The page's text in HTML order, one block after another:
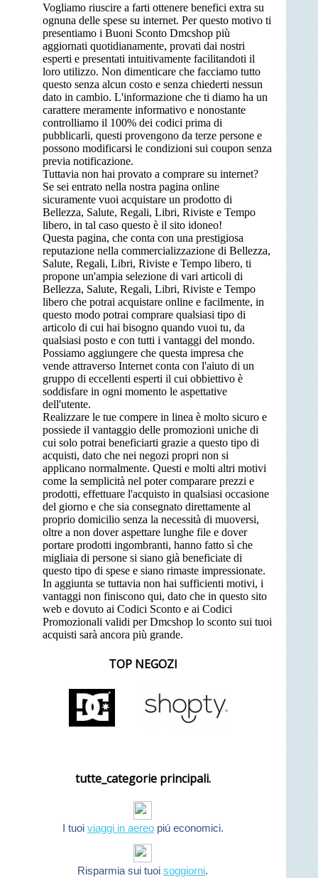
Vogliamo riuscire a farti ottenere benefici extra su
ognuna delle spese su internet. Per questo motivo ti
presentiamo i Buoni Sconto Dmcshop più
aggiornati quotidianamente, provati dai nostri
esperti e presentati intuitivamente facilitandoti il
loro utilizzo. Non dimenticare che facciamo tutto
questo senza alcun costo e senza chiederti nessun
dato in cambio. L'informazione che ti diamo ha un
carattere meramente informativo e nonostante
controlliamo il 100% dei codici prima di
pubblicarli, questi provengono da terze persone e
possono modificarsi le condizioni sui coupon senza
previa notificazione.
Tuttavia non hai provato a comprare su internet?
Se sei entrato nella nostra pagina online
sicuramente vuoi acquistare un prodotto di
Bellezza, Salute, Regali, Libri, Riviste e Tempo
libero, in tal caso questo è il sito idoneo!
Questa pagina, che conta con una prestigiosa
reputazione nella commercializzazione di Bellezza,
Salute, Regali, Libri, Riviste e Tempo libero, ti
propone un'ampia selezione di vari articoli di
Bellezza, Salute, Regali, Libri, Riviste e Tempo
libero che potrai acquistare online e facilmente, in
questo modo potrai comprare qualsiasi tipo di
articolo di cui hai bisogno quando vuoi tu, da
qualsiasi posto e con tutti i vantaggi del mondo.
Possiamo aggiungere che questa impresa che
vende attraverso Internet conta con l'aiuto di un
gruppo di eccellenti esperti il cui obbiettivo è
soddisfare in ogni momento le aspettative
dell'utente.
Realizzare le tue compere in linea è molto sicuro e
possiede il vantaggio delle promozioni uniche di
cui solo potrai beneficiarti grazie a questo tipo di
acquisti, dato che nei negozi propri non si
applicano normalmente. Questi e molti altri motivi
come la semplicità nel poter comparare prezzi e
prodotti, effettuare l'acquisto in qualsiasi occasione
del giorno e che sia consegnato direttamente al
proprio domicilio senza la necessità di muoversi,
oltre a non dover aspettare lunghe file e dover
portare prodotti ingombranti, hanno fatto sì che
migliaia di persone si siano già beneficiate di
questo tipo di spese e siano rimaste impressionate.
In aggiunta se tuttavia non hai sufficienti motivi, i
vantaggi non finiscono qui, dato che in questo sito
web e dovuto ai Codici Sconto e ai Codici
Promozionali validi per Dmcshop lo sconto sui tuoi
acquisti sarà ancora più grande.
TOP NEGOZI
tutte_categorie principali.
I tuoi viaggi in aereopiú economici.
Risparmia sui tuoisoggiorni.